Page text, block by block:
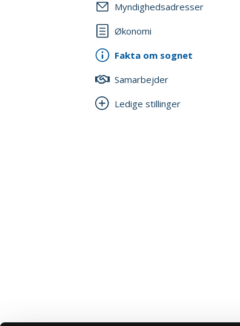
Myndighedsadresser
Økonomi
Fakta om sognet
Samarbejder
Ledige stillinger